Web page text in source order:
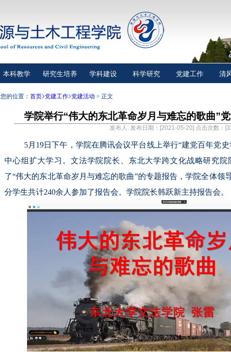
本科教学 研究生培养 学科建设 科学研究 党建工作 清
您的位置： 首页 党建工作 党建活动 > 正文
学院举行“伟大的东北革命岁月与难忘的歌曲”
发布人: 发布日期：[2021-05-20] 点击次数：[
5月19日下午，学院在腾讯会议平台线上举行“建党百年党
中心组扩大学习。文法学院院长、东北大学跨文化战略研究
了“伟大的东北革命岁月与难忘的歌曲”的专题报告，学院全体领
分学生共计240余人参加了报告会。学院院长韩跃新主持报告会。